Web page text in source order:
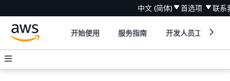
中文 (简体) 首选项 联系
开始使用 服务指南 开发人员工具